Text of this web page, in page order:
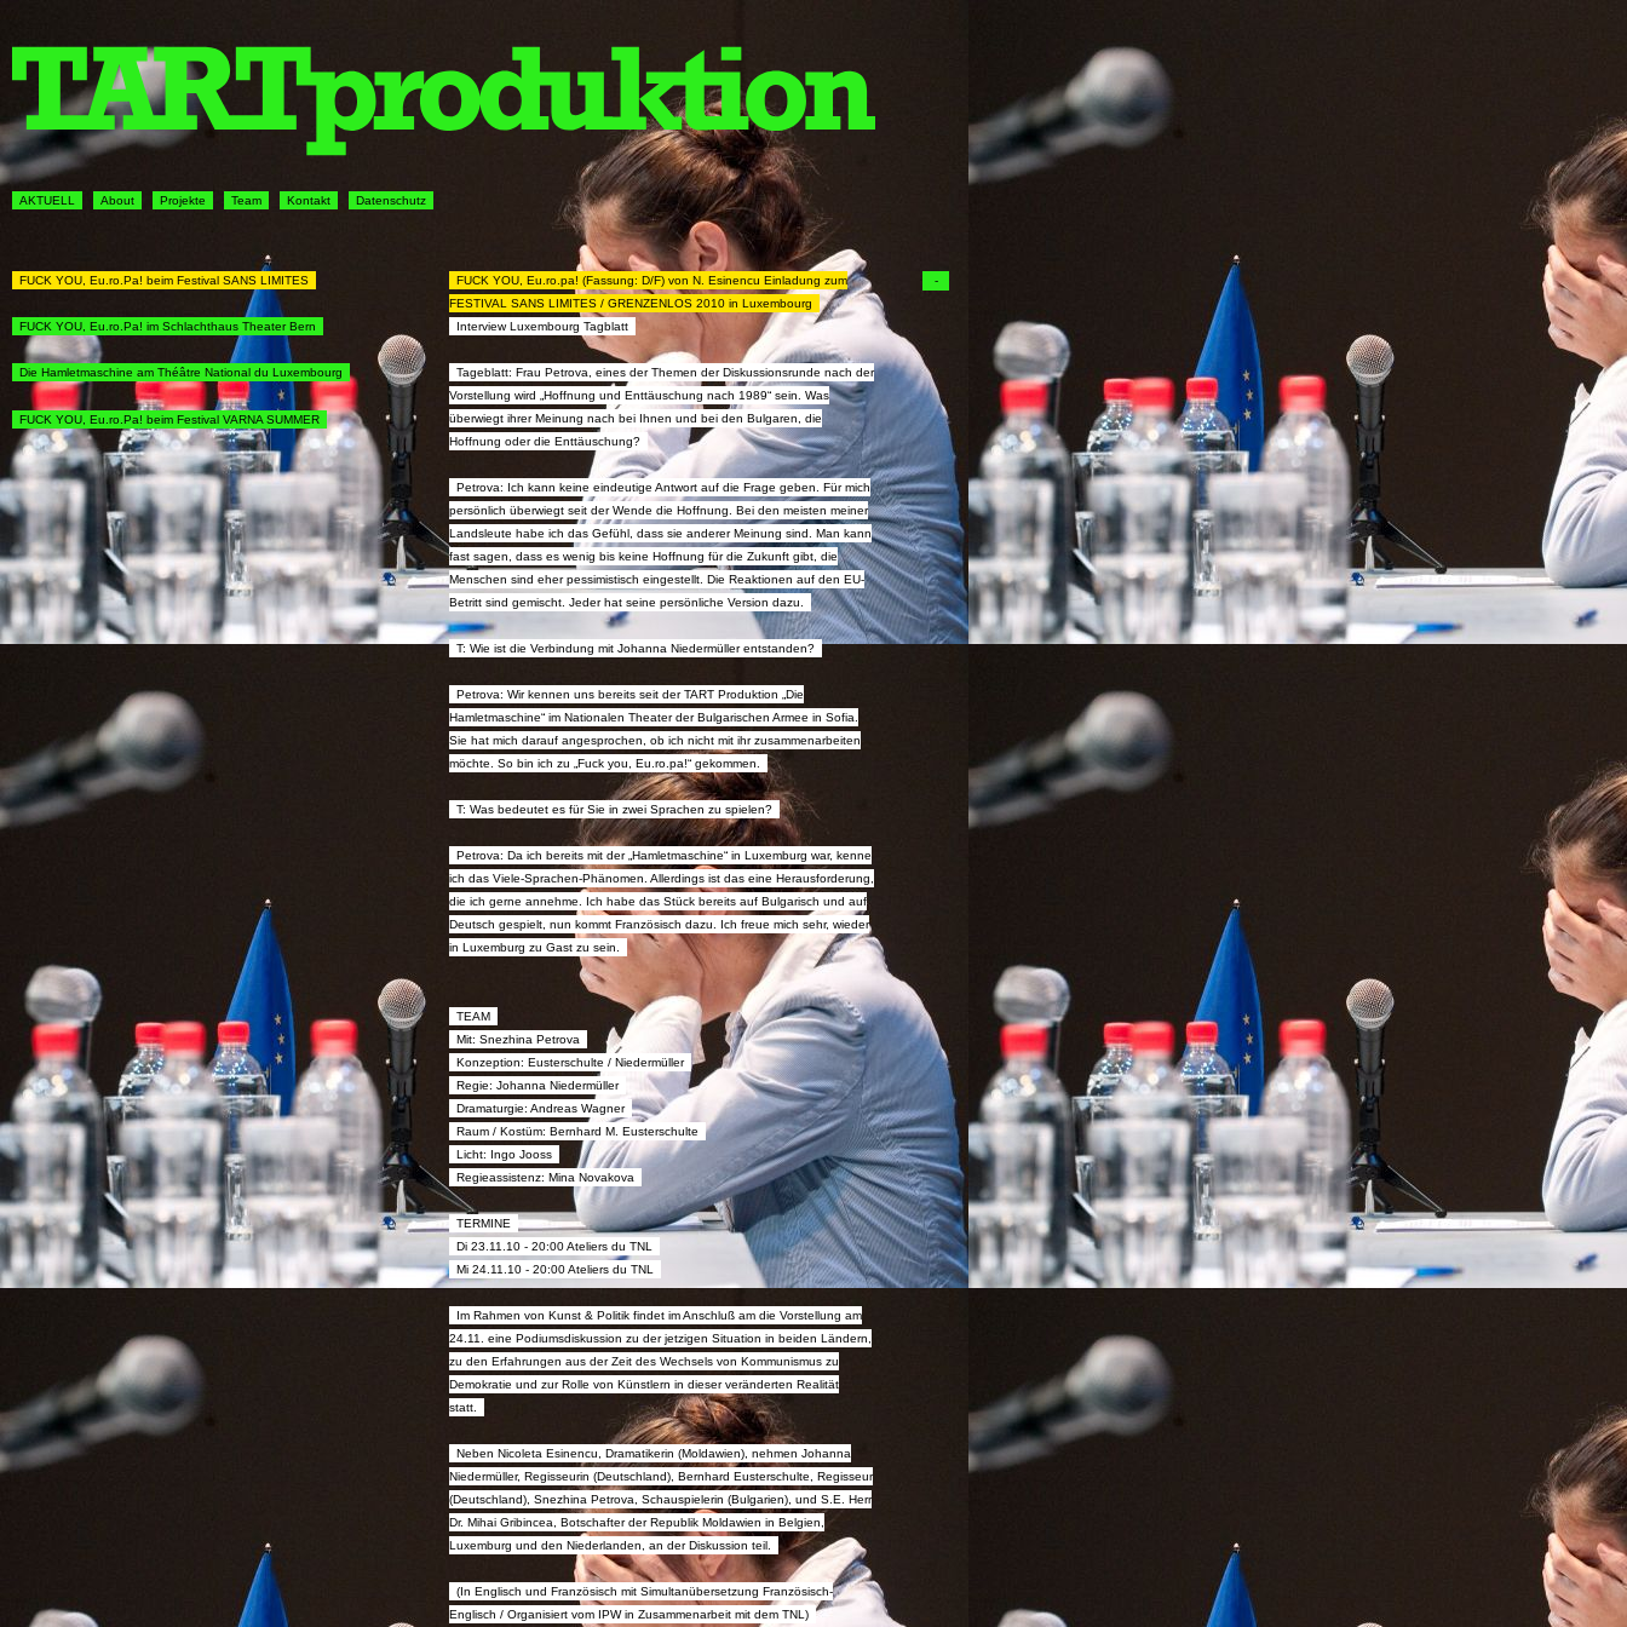
-
AKTUELL About Projekte Team Kontakt Datenschutz
FUCK YOU, Eu.ro.Pa! beim Festival SANS LIMITES
FUCK YOU, Eu.ro.Pa! im Schlachthaus Theater Bern
Die Hamletmaschine am Théâtre National du Luxembourg
FUCK YOU, Eu.ro.Pa! beim Festival VARNA SUMMER
FUCK YOU, Eu.ro.pa! (Fassung: D/F) von N. Esinencu Einladung zum
FESTIVAL SANS LIMITES / GRENZENLOS 2010 in Luxembourg
Interview Luxembourg Tagblatt
Tageblatt: Frau Petrova, eines der Themen der Diskussionsrunde nach der
Vorstellung wird „Hoffnung und Enttäuschung nach 1989“ sein. Was
überwiegt ihrer Meinung nach bei Ihnen und bei den Bulgaren, die
Hoffnung oder die Enttäuschung?
Petrova: Ich kann keine eindeutige Antwort auf die Frage geben. Für mich
persönlich überwiegt seit der Wende die Hoffnung. Bei den meisten meiner
Landsleute habe ich das Gefühl, dass sie anderer Meinung sind. Man kann
fast sagen, dass es wenig bis keine Hoffnung für die Zukunft gibt, die
Menschen sind eher pessimistisch eingestellt. Die Reaktionen auf den EU-
Betritt sind gemischt. Jeder hat seine persönliche Version dazu.
T: Wie ist die Verbindung mit Johanna Niedermüller entstanden?
Petrova: Wir kennen uns bereits seit der TART Produktion „Die
Hamletmaschine“ im Nationalen Theater der Bulgarischen Armee in Sofia.
Sie hat mich darauf angesprochen, ob ich nicht mit ihr zusammenarbeiten
möchte. So bin ich zu „Fuck you, Eu.ro.pa!“ gekommen.
T: Was bedeutet es für Sie in zwei Sprachen zu spielen?
Petrova: Da ich bereits mit der „Hamletmaschine“ in Luxemburg war, kenne
ich das Viele-Sprachen-Phänomen. Allerdings ist das eine Herausforderung,
die ich gerne annehme. Ich habe das Stück bereits auf Bulgarisch und auf
Deutsch gespielt, nun kommt Französisch dazu. Ich freue mich sehr, wieder
in Luxemburg zu Gast zu sein.
TEAM
Mit: Snezhina Petrova
Konzeption: Eusterschulte / Niedermüller
Regie: Johanna Niedermüller
Dramaturgie: Andreas Wagner
Raum / Kostüm: Bernhard M. Eusterschulte
Licht: Ingo Jooss
Regieassistenz: Mina Novakova
TERMINE
Di 23.11.10 - 20:00 Ateliers du TNL
Mi 24.11.10 - 20:00 Ateliers du TNL
Im Rahmen von Kunst & Politik findet im Anschluß am die Vorstellung am
24.11. eine Podiumsdiskussion zu der jetzigen Situation in beiden Ländern,
zu den Erfahrungen aus der Zeit des Wechsels von Kommunismus zu
Demokratie und zur Rolle von Künstlern in dieser veränderten Realität
statt.
Neben Nicoleta Esinencu, Dramatikerin (Moldawien), nehmen Johanna
Niedermüller, Regisseurin (Deutschland), Bernhard Eusterschulte, Regisseur
(Deutschland), Snezhina Petrova, Schauspielerin (Bulgarien), und S.E. Herr
Dr. Mihai Gribincea, Botschafter der Republik Moldawien in Belgien,
Luxemburg und den Niederlanden, an der Diskussion teil.
(In Englisch und Französisch mit Simultanübersetzung Französisch-
Englisch / Organisiert vom IPW in Zusammenarbeit mit dem TNL)